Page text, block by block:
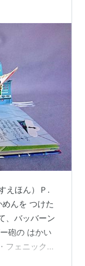
えほん）Ｐ.
んを つけた
、バッバーン
砲の はかい
フェニックス